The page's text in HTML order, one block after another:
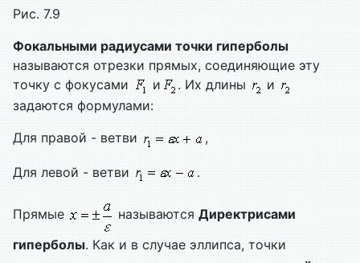
Рис. 7.9
Фокальными радиусами точки гиперболы
называются отрезки прямых, соединяющие эту
точку с фокусами
и . Их длины
и
задаются формулами:
Для правой - ветви
,
Для левой - ветви .
Прямые называются Директрисами
гиперболы. Как и в случае эллипса, точки